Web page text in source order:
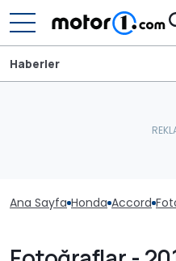
Haberler
Ana Sayfa Honda Accord